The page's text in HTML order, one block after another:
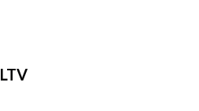
LTV